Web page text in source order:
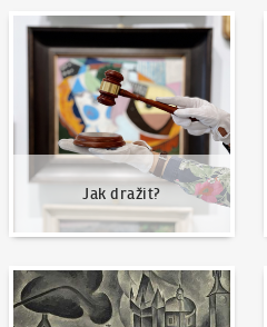
Jak dražit?
Jak dražit?
Naše nejvyšší prodeje